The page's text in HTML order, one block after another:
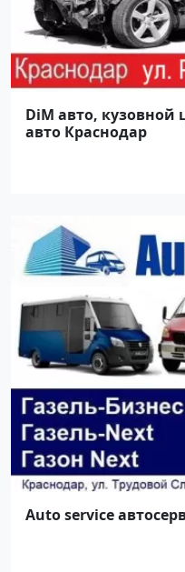
DiM авто, кузовной
авто Краснодар
Auto service